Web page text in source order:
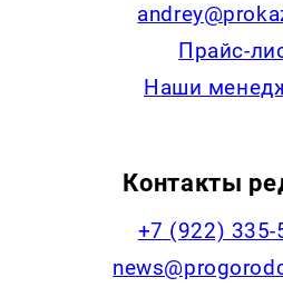
Прайс-
Наши
Контакты
+7 (922) 335-